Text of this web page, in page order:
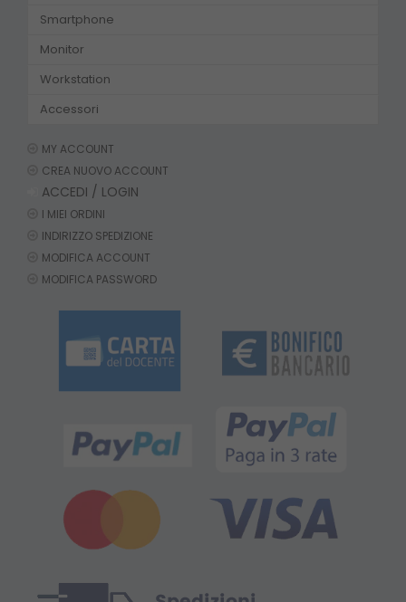
Smartphone
Monitor
Workstation
Accessori
MY ACCOUNT
CREA NUOVO ACCOUNT
ACCEDI / LOGIN
I MIEI ORDINI
INDIRIZZO SPEDIZIONE
MODIFICA ACCOUNT
MODIFICA PASSWORD